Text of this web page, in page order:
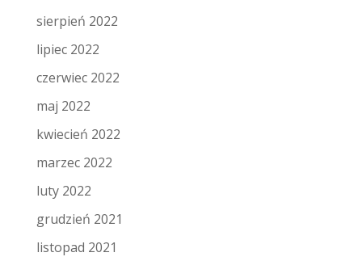
sierpień 2022
lipiec 2022
czerwiec 2022
maj 2022
kwiecień 2022
marzec 2022
luty 2022
grudzień 2021
listopad 2021